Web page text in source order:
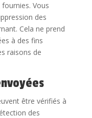
Vous
des
Cela ne prend
à des fins
raisons de
être vérifiés à
des